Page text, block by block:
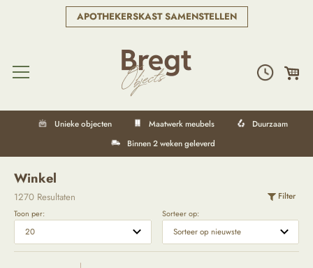
APOTHEKERSKAST SAMENSTELLEN
Unieke objecten Maatwerk meubels
Duurzaam
Binnen 2 weken geleverd
Winkel
1270 Resultaten
Filter
Toon per:
Sorteer op: